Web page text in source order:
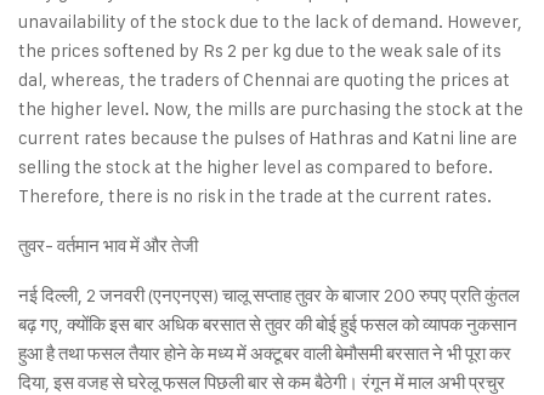
unavailability of the stock due to the lack of demand. However,
the prices softened by Rs 2 per kg due to the weak sale of its
dal, whereas, the traders of Chennai are quoting the prices at
the higher level. Now, the mills are purchasing the stock at the
current rates because the pulses of Hathras and Katni line are
selling the stock at the higher level as compared to before.
Therefore, there is no risk in the trade at the current rates.
तुवर- वर्तमान भाव में और तेजी
नई दिल्ली, 2 जनवरी (एनएनएस) चालू सप्ताह तुवर के बाजार 200 रुपए प्रति कुंतल
बढ़ गए, क्योंकि इस बार अधिक बरसात से तुवर की बोई हुई फसल को व्यापक नुकसान
हुआ है तथा फसल तैयार होने के मध्य में अक्टूबर वाली बेमौसमी बरसात ने भी पूरा कर
दिया, इस वजह से घरेलू फसल पिछली बार से कम बैठेगी। रंगून में माल अभी प्रचुर